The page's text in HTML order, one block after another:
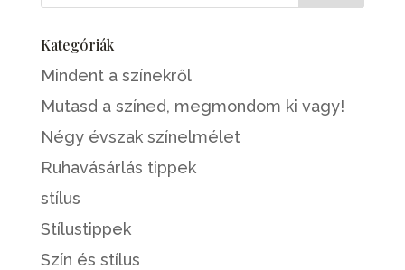
Kategóriák
Mindent a színekről
Mutasd a színed, megmondom ki vagy!
Négy évszak színelmélet
Ruhavásárlás tippek
stílus
Stílustippek
Szín és stílus